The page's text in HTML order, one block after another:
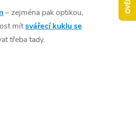
– zejména pak optikou,
mítsvářecí kuklu se
třeba tady.